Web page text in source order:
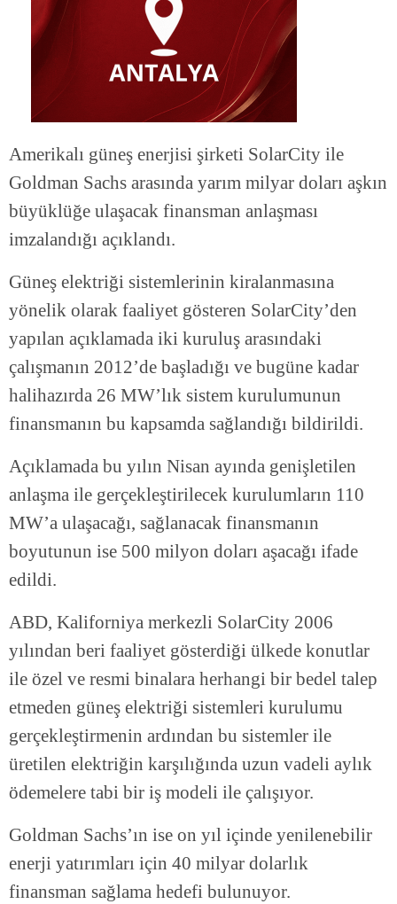
Amerikalı güneş enerjisi şirketi SolarCity ile
Goldman Sachs arasında yarım milyar doları aşkın
büyüklüğe ulaşacak finansman anlaşması
imzalandığı açıklandı.
Güneş elektriği sistemlerinin kiralanmasına
yönelik olarak faaliyet gösteren SolarCity’den
yapılan açıklamada iki kuruluş arasındaki
çalışmanın 2012’de başladığı ve bugüne kadar
halihazırda 26 MW’lık sistem kurulumunun
finansmanın bu kapsamda sağlandığı bildirildi.
Açıklamada bu yılın Nisan ayında genişletilen
anlaşma ile gerçekleştirilecek kurulumların 110
MW’a ulaşacağı, sağlanacak finansmanın
boyutunun ise 500 milyon doları aşacağı ifade
edildi.
ABD, Kaliforniya merkezli SolarCity 2006
yılından beri faaliyet gösterdiği ülkede konutlar
ile özel ve resmi binalara herhangi bir bedel talep
etmeden güneş elektriği sistemleri kurulumu
gerçekleştirmenin ardından bu sistemler ile
üretilen elektriğin karşılığında uzun vadeli aylık
ödemelere tabi bir iş modeli ile çalışıyor.
Goldman Sachs’ın ise on yıl içinde yenilenebilir
enerji yatırımları için 40 milyar dolarlık
finansman sağlama hedefi bulunuyor.